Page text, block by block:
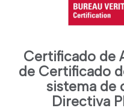
Certificado de
de Certificado
sistema de
Directiva